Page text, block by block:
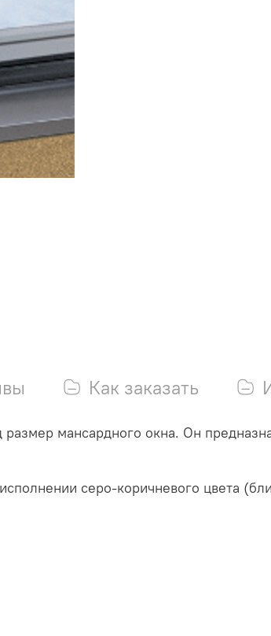
Как заказать
мансардного окна. Он
серо-коричневого цвета